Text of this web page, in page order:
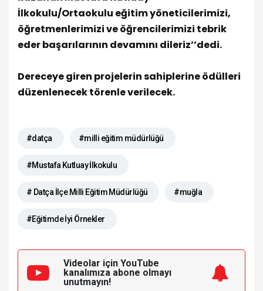
İlkokulu/Ortaokulu eğitim yöneticilerimizi,
öğretmenlerimizi ve öğrencilerimizi tebrik
eder başarılarının devamını dileriz’’dedi.
Dereceye giren projelerin sahiplerine ödülleri
düzenlenecek törenle verilecek.
#datça #milli eğitim müdürlüğü
#Mustafa Kutluay İlkokulu
# Datça İlçe Milli Eğitim Müdürlüğü #muğla
#Eğitimde İyi Örnekler
Videolar için YouTube
kanalımıza abone olmayı
unutmayın!